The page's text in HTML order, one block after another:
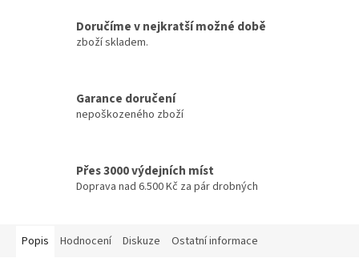
Doručíme v nejkratší možné době
zboží skladem.
Garance doručení
nepoškozeného zboží
Přes 3000 výdejních míst
Doprava nad 6.500 Kč za pár drobných
Popis Hodnocení Diskuze Ostatní informace